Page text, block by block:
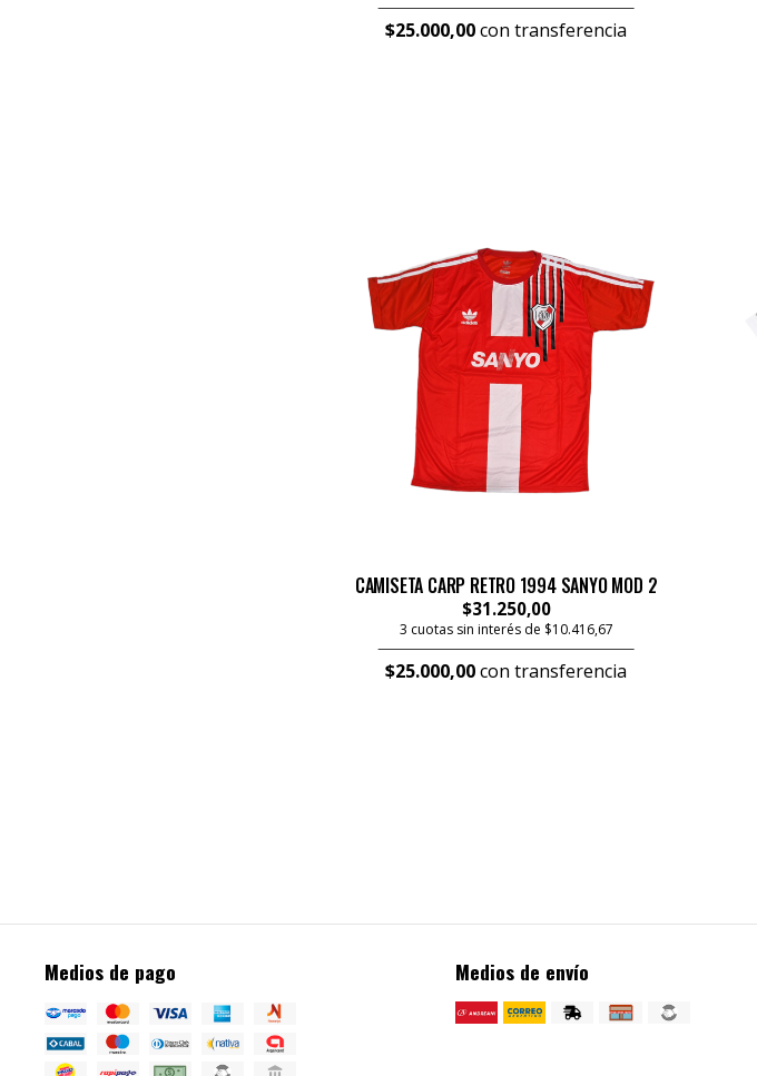
$25.000,00con transferencia
CAMISETA CARP RETRO 1994 SANYO MOD 2
$31.250,00
3 cuotas sin interés de $10.416,67
$25.000,00con transferencia
Medios de pago Medios de envío